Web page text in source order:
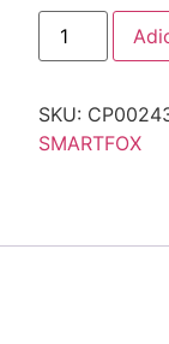
SKU:
SMARTFOX